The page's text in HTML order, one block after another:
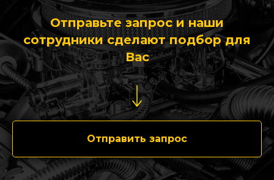
Отправьте запрос и наши
сотрудники сделают подбор для
Вас
Отправить запрос